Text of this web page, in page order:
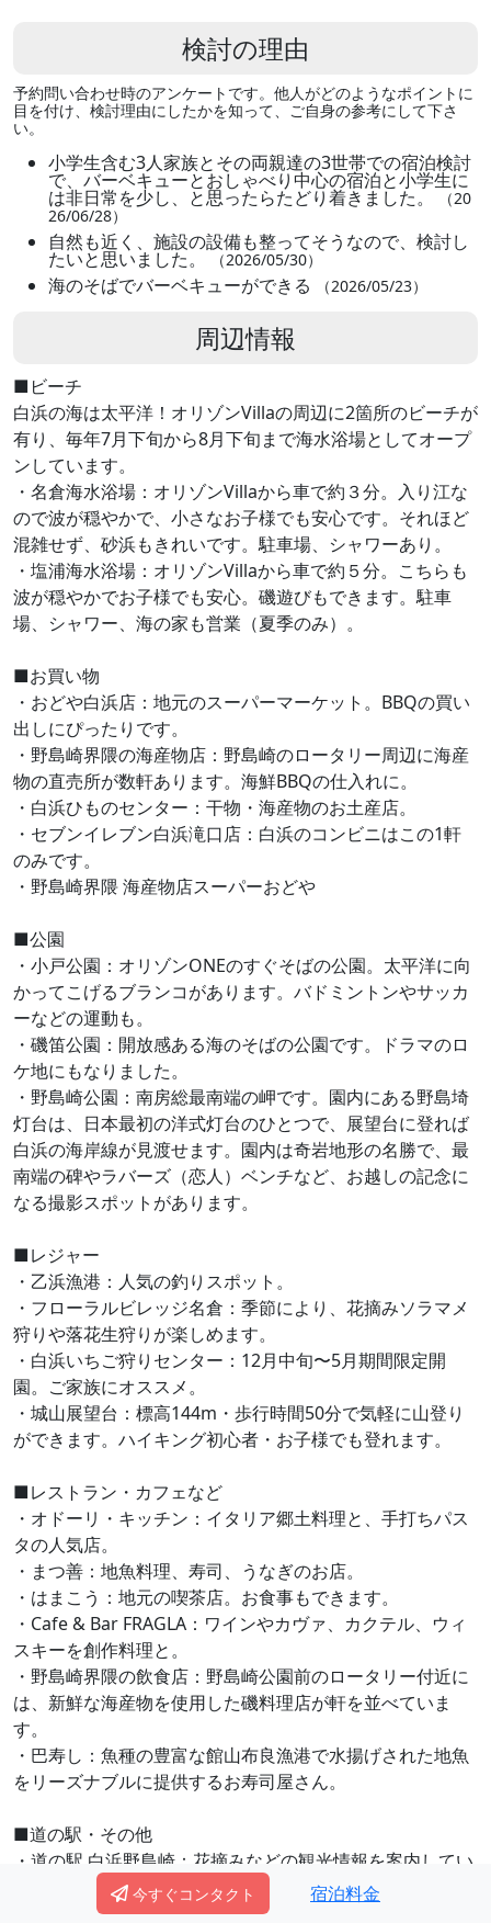
検討の理由
予約問い合わせ時のアンケートです。他人がどのようなポイントに
目を付け、検討理由にしたかを知って、ご自身の参考にして下さ
い。
小学生含む3人家族とその両親達の3世帯での宿泊検討
で、バーベキューとおしゃべり中心の宿泊と小学生に
は非日常を少し、と思ったらたどり着きました。
（20
26/06/28）
自然も近く、施設の設備も整ってそうなので、検討し
たいと思いました。 （2026/05/30）
海のそばでバーベキューができる （2026/05/23）
周辺情報
■ビーチ
白浜の海は太平洋！オリゾンVillaの周辺に2箇所のビーチが
有り、毎年7月下旬から8月下旬まで海水浴場としてオープ
ンしています。
・名倉海水浴場：オリゾンVillaから車で約３分。入り江な
ので波が穏やかで、小さなお子様でも安心です。それほど
混雑せず、砂浜もきれいです。駐車場、シャワーあり。
・塩浦海水浴場：オリゾンVillaから車で約５分。こちらも
波が穏やかでお子様でも安心。磯遊びもできます。駐車
場、シャワー、海の家も営業（夏季のみ）。
■お買い物
・おどや白浜店：地元のスーパーマーケット。BBQの買い
出しにぴったりです。
・野島崎界隈の海産物店：野島崎のロータリー周辺に海産
物の直売所が数軒あります。海鮮BBQの仕入れに。
・白浜ひものセンター：干物・海産物のお土産店。
・セブンイレブン白浜滝口店：白浜のコンビニはこの1軒
のみです。
・野島崎界隈 海産物店スーパーおどや
■公園
・小戸公園：オリゾンONEのすぐそばの公園。太平洋に向
かってこげるブランコがあります。バドミントンやサッカ
ーなどの運動も。
・磯笛公園：開放感ある海のそばの公園です。ドラマのロ
ケ地にもなりました。
・野島崎公園：南房総最南端の岬です。園内にある野島埼
灯台は、日本最初の洋式灯台のひとつで、展望台に登れば
白浜の海岸線が見渡せます。園内は奇岩地形の名勝で、最
南端の碑やラバーズ（恋人）ベンチなど、お越しの記念に
なる撮影スポットがあります。
■レジャー
・乙浜漁港：人気の釣りスポット。
・フローラルビレッジ名倉：季節により、花摘みソラマメ
狩りや落花生狩りが楽しめます。
・白浜いちご狩りセンター：12月中旬〜5月期間限定開
園。ご家族にオススメ。
・城山展望台：標高144m・歩行時間50分で気軽に山登り
ができます。ハイキング初心者・お子様でも登れます。
■レストラン・カフェなど
・オドーリ・キッチン：イタリア郷土料理と、手打ちパス
タの人気店。
・まつ善：地魚料理、寿司、うなぎのお店。
・はまこう：地元の喫茶店。お食事もできます。
・Cafe & Bar FRAGLA：ワインやカヴァ、カクテル、ウィ
スキーを創作料理と。
・野島崎界隈の飲食店：野島崎公園前のロータリー付近に
は、新鮮な海産物を使用した磯料理店が軒を並べていま
す。
・巴寿し：魚種の豊富な館山布良漁港で水揚げされた地魚
をリーズナブルに提供するお寿司屋さん。
■道の駅・その他
・道の駅 白浜野島崎：花摘みなどの観光情報を案内してい
・コインランドリー：スーパーマーケットおどやの隣。
今すぐコンタクト 宿泊料金